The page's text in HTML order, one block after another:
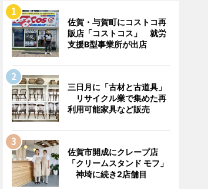
佐賀・与賀町にコストコ再
販店「コストコス」 就労
支援B型事業所が出店
三日月に「古材と古道具」
リサイクル業で集めた再
利用可能家具など販売
佐賀市開成にクレープ店
「クリームスタンド モフ」
神埼に続き2店舗目